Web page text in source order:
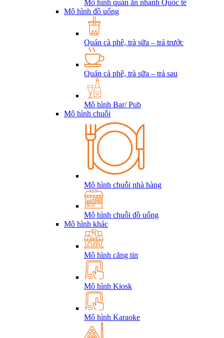
Mô hình quán ăn nhanh Quốc tế
Mô hình đồ uống
Quán cà phê, trà sữa – trả trước
Quán cà phê, trà sữa – trả sau
Mô hình Bar/ Pub
Mô hình chuỗi
Mô hình chuỗi nhà hàng
Mô hình chuỗi đồ uống
Mô hình khác
Mô hình căng tin
Mô hình Kiosk
Mô hình Karaoke